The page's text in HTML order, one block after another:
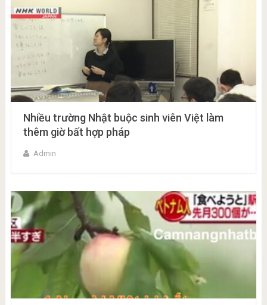
Nhiều trường Nhật buộc sinh viên Việt làm
thêm giờ bất hợp pháp
Admin